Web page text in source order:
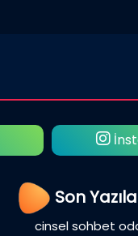
Son
cinsel sohbet